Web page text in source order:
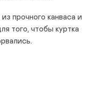
прочного канваса и
того, чтобы куртка